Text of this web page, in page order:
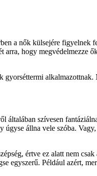
a nők külsejére figyelnek
hogy megvédelmezze
alkalmazottnak.
általában szívesen
állna vele szóba. Vagy,
értve ez alatt nem csak
egyszerű. Például azért,